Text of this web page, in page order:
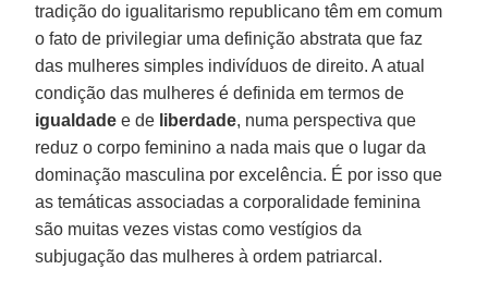
tradição do igualitarismo republicano têm em comum
o fato de privilegiar uma definição abstrata que faz
das mulheres simples indivíduos de direito. A atual
condição das mulheres é definida em termos de
igualdade e de liberdade, numa perspectiva que
reduz o corpo feminino a nada mais que o lugar da
dominação masculina por excelência. É por isso que
as temáticas associadas a corporalidade feminina
são muitas vezes vistas como vestígios da
subjugação das mulheres à ordem patriarcal.